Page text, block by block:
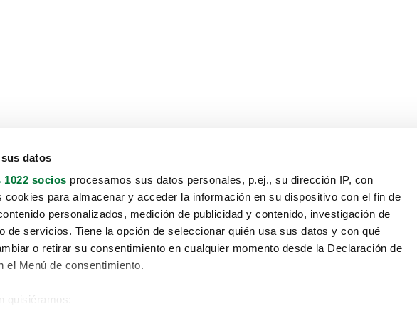
datos
1022 socios procesamos sus datos personales, p.ej., su dirección IP, con
cookies para almacenar y acceder la información en su dispositivo con el fin de
personalizados, medición de publicidad y contenido, investigación de
de servicios. Tiene la opción de seleccionar quién usa sus datos y con qué
o retirar su consentimiento en cualquier momento desde la Declaración de
el Menú de consentimiento.
quisiéramos: